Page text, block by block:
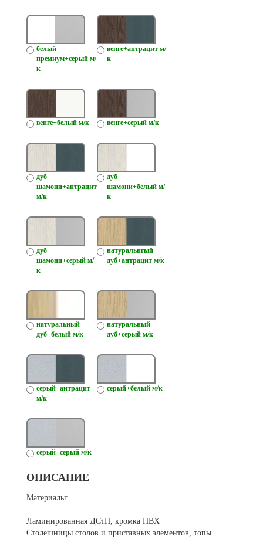
белый
премиум+серый м/
к
венге+антрацит м/
к
венге+белый м/к венге+серый м/к
дуб
шамони+антрацит
м/к
дуб
шамони+белый м/
к
дуб
шамони+серый м/
к
натуральнгый
дуб+антрацит м/к
натуральный
дуб+белый м/к
натуральный
дуб+серый м/к
серый+антрацит
м/к
серый+белый м/к
серый+серый м/к
ОПИСАНИЕ
Материалы:
Ламинированная ДСтП, кромка ПВХ
Столешницы столов и приставных элементов, топы